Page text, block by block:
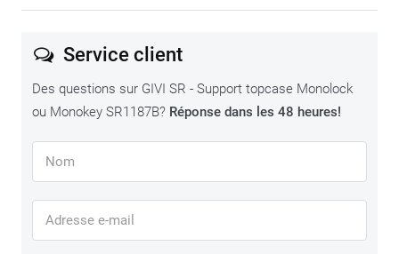
Service client
Des questions sur GIVI SR - Support topcase Monolock
ou Monokey SR1187B? Réponse dans les 48 heures!